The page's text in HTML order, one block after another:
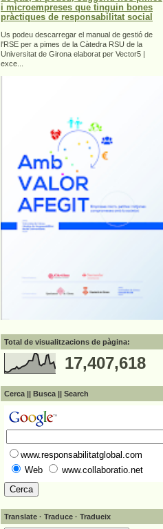
i microempreses que tinguin bones
pràctiques de responsabilitat social
Us podeu descarregar el manual de gestió de
l'RSE per a pimes de la Càtedra RSU de la
Universitat de Girona elaborat per Vector5 |
exce...
Total de visualitzacions de pàgina:
17,407,618
Cerca || Busca || Search
www.responsabilitatglobal.com
Web
www.collaboratio.net
Translate · Traduce · Tradueix